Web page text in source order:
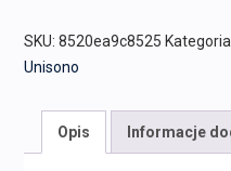
SKU: 8520ea9c8525
Unisono
Opis Informacje